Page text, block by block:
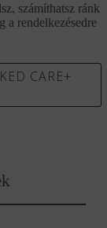
számíthatsz ránk
a rendelkezésedre
CARE+